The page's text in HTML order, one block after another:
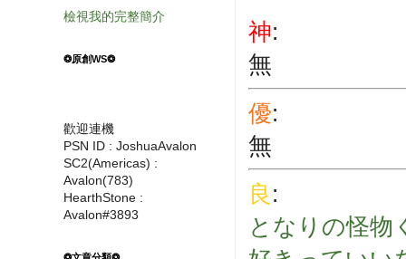
神:
無
優:
無
良 :
となりの怪物
檢視我的完整簡介
❂原創WS❂
歡迎連機
PSN ID : JoshuaAvalon
SC2(Americas) :
Avalon(783)
HearthStone :
Avalon#3893